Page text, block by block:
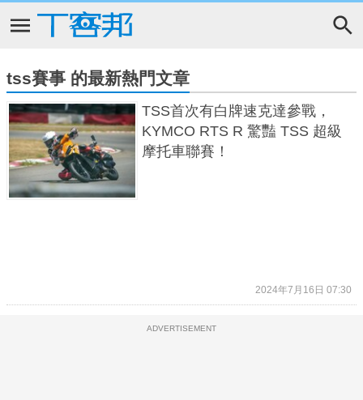
tss賽事 的最新熱門文章
TSS首次有白牌速克達參戰，
KYMCO RTS R 驚豔 TSS 超級
摩托車聯賽！
2024年7月16日 07:30
ADVERTISEMENT